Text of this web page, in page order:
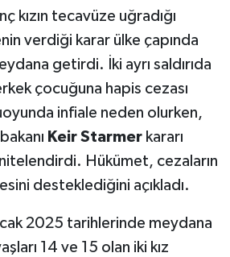
kızın tecavüze uğradığı
verdiği karar ülke çapında
getirdi. İki ayrı saldırıda
çocuğuna hapis cezası
infiale neden olurken,
Keir Starmerkararı
Hükümet, cezaların
desteklediğini açıkladı.
2025 tarihlerinde meydana
14 ve 15 olan iki kız